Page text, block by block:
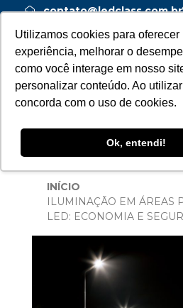
Utilizamos cookies para oferecer
experiência, melhorar o
como você interage em nosso
personalizar conteúdo. Ao
concorda com o uso de cookies.
Ok, entendi!
contato@ledclass.com.br
INÍCIO
ILUMINAÇÃO EM ÁREAS
LED: ECONOMIA E